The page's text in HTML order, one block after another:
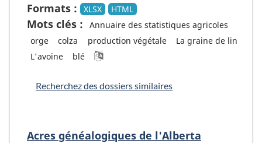
Formats :
XLSX HTML
Mots clés :
Annuaire des statistiques agricoles
orge
colza production végétale
La graine de lin
L'avoine
blé
Recherchez des dossiers similaires
Acres généalogiques de l'Alberta